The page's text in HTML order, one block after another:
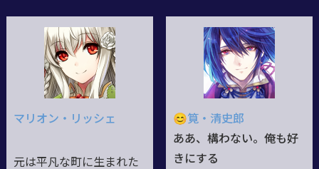
期の祈りと共に貴族に託
されるも、無力な雛は箱
庭に囲われ、深層の令嬢
の如く育てられる。その
中で獣と唄を友とし親し
クールな様に見えて知識
欲と好奇心は中々に強
く、心の向くままに動く
気紛れな猫の様な性格。
呪詛も禁術も畏れる事な
く神殺しを為し、その死
霊すら己が力と変える冒
マリオン・リッシェ
元は平凡な町に生まれた
😊筧・清史郎
ああ、構わない。俺も好
きにする